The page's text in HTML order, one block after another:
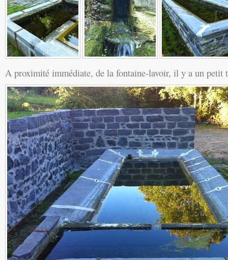
A proximité immédiate, de la fontaine-lavoir, il y a un petit